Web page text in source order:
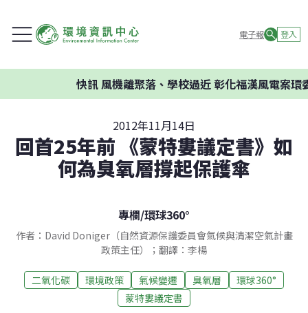
電子報 登入
風機離聚落、學校過近 彰化福漢風電案環委建
2012年11月14日
回首25年前 《蒙特婁議定書》如
何為臭氧層撐起保護傘
專欄/環球360°
作者：David Doniger（自然資源保護委員會氣候與清潔空氣計畫
政策主任）；翻譯：李楊
二氧化碳 環境政策 氣候變遷 臭氧層
環球360°
蒙特婁議定書